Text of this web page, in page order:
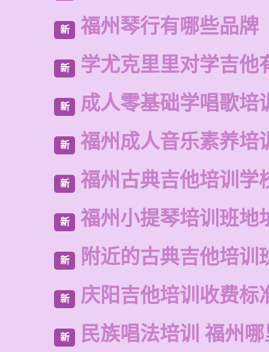
新 福州琴行有哪些品牌
新 学尤克里里对学吉他
新 成人零基础学唱歌培
新 福州成人音乐素养培
新 福州古典吉他培训学
新 福州小提琴培训班地
新 附近的古典吉他培训
新 庆阳吉他培训收费标
新 民族唱法培训 福州